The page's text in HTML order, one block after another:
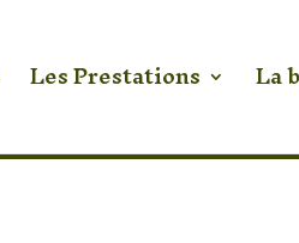
Les Prestations La